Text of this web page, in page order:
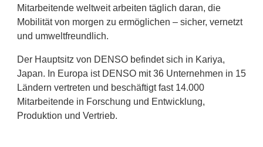
Mitarbeitende weltweit arbeiten täglich daran, die
Mobilität von morgen zu ermöglichen – sicher, vernetzt
und umweltfreundlich.
Der Hauptsitz von DENSO befindet sich in Kariya,
Japan. In Europa ist DENSO mit 36 Unternehmen in 15
Ländern vertreten und beschäftigt fast 14.000
Mitarbeitende in Forschung und Entwicklung,
Produktion und Vertrieb.